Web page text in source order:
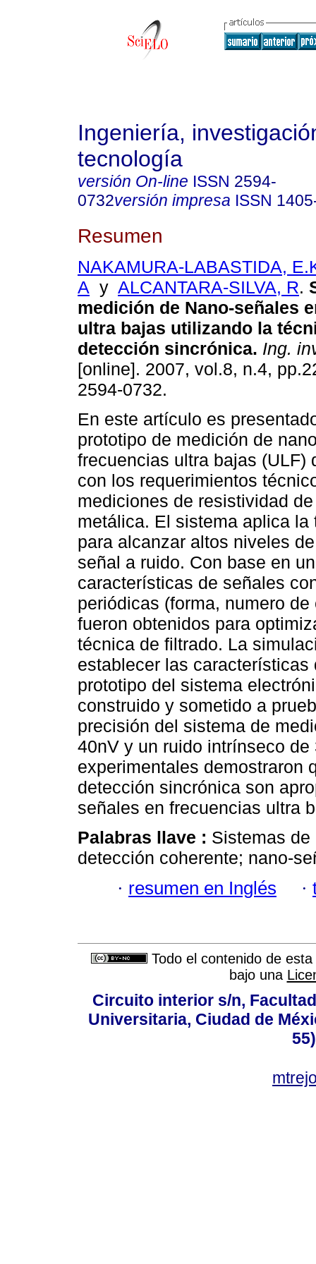
Ingeniería,
tecnología
versión On-line ISSN 2594-
0732versión impresa ISSN
Resumen
NAKAMURA-LABASTIDA,
A y ALCANTARA-SILVA, R.
medición de Nano-señales
ultra bajas utilizando la
detección sincrónica. Ing.
[online]. 2007, vol.8, n.4,
2594-0732.
En este artículo es
prototipo de medición de
frecuencias ultra bajas (ULF)
con los requerimientos
mediciones de resistividad
metálica. El sistema aplica
para alcanzar altos niveles
señal a ruido. Con base en
características de señales
periódicas (forma, numero
fueron obtenidos para
técnica de filtrado. La
establecer las
prototipo del sistema
construido y sometido a
precisión del sistema de
40nV y un ruido intrínseco
experimentales demostraron
detección sincrónica son
señales en frecuencias ultra
Palabras llave : Sistemas
detección coherente; nano-
· resumen en Inglés ·
Todo el contenido de
bajo una
Circuito interior s/n,
Universitaria, Ciudad de